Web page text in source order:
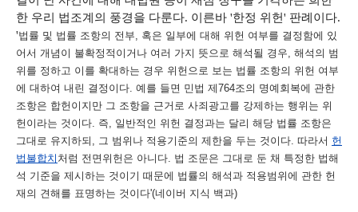
한 우리 법조계의 풍경을 다룬다. 이른바 '한정 위헌' 판례이다.
'법률 및 법률 조항의 전부, 혹은 일부에 대해 위헌 여부를 결정함에 있
어서 개념이 불확정적이거나 여러 가지 뜻으로 해석될 경우, 해석의 범
위를 정하고 이를 확대하는 경우 위헌으로 보는 법률 조항의 위헌 여부
에 대하여 내린 결정이다. 예를 들면 민법 제764조의 명예회복에 관한
조항은 합헌이지만 그 조항을 근거로 사죄광고를 강제하는 행위는 위
헌이라는 것이다. 즉, 일반적인 위헌 결정과는 달리 해당 법률 조항은
그대로 유지하되, 그 범위나 적용기준의 제한을 두는 것이다. 따라서 헌
법불합치 처럼 전면위헌은 아니다. 법 조문은 그대로 둔 채 특정한 법해
석 기준을 제시하는 것이기 때문에 법률의 해석과 적용범위에 관한 헌
재의 견해를 표명하는 것이다'(네이버 지식 백과)